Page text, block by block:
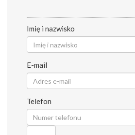
Imię i nazwisko
E-mail
Telefon